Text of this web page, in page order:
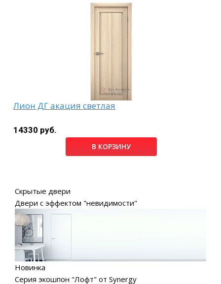
Лион ДГ акация светлая
14330 руб.
В КОРЗИНУ
Скрытые двери
Двери с эффектом "невидимости"
Новинка
Серия экошпон "Лофт" от Synergy